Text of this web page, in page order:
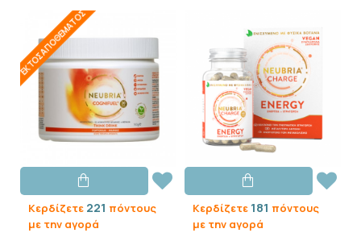
ΕΚΤΌΣ ΑΠΟΘΈΜΑΤΟΣ
Κερδίζετε 221 πόντους
με την αγορά
Κερδίζετε 181 πόντους
με την αγορά